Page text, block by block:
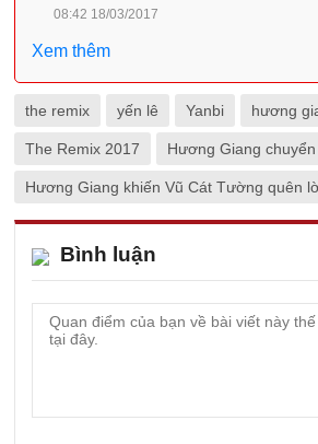
08:42 18/03/2017
Xem thêm
the remix yến lê Yanbi hương
The Remix 2017 Hương Giang
Hương Giang khiến Vũ Cát Tường quên
Bình luận